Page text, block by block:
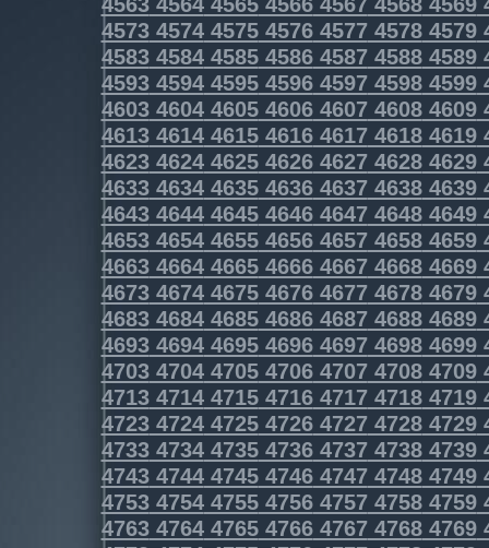
4573457445754576457745784579
4583458445854586458745884589
4593459445954596459745984599
4603460446054606460746084609
4613461446154616461746184619
4623462446254626462746284629
4633463446354636463746384639
4643464446454646464746484649
4653465446554656465746584659
4663466446654666466746684669
4673467446754676467746784679
4683468446854686468746884689
4693469446954696469746984699
4703470447054706470747084709
4713471447154716471747184719
4723472447254726472747284729
4733473447354736473747384739
4743474447454746474747484749
4753475447554756475747584759
4763476447654766476747684769